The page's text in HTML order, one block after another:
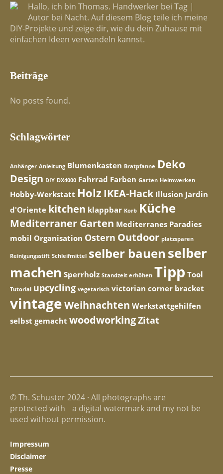
Hallo, ich bin Thomas. Handwerker bei Tag |
Autor bei Nacht. Auf diesem Blog teile ich meine
DIY-Projekte und zeige dir, wie du dein Zuhause mit
einfachen Ideen verwandeln kannst.
Beiträge
No posts found.
Schlagwörter
Anhänger Anleitung Blumenkasten Bratpfanne Deko
Design DIY DX4000 Fahrrad Farben Garten Heimwerken
Hobby-Werkstatt Holz IKEA-Hack Illusion Jardin
d'Oriente kitchen klappbar Korb Küche
Mediterraner Garten Mediterranes Paradies
mobil Organisation Ostern Outdoor platzsparen
Reinigungsstift Schleifmittel selber bauen selber
machen Sperrholz Standzeit erhöhen Tipp Tool
Tutorial upcycling vegetarisch victorian corner bracket
vintageWeihnachten Werkstattgehilfen
selbst gemacht woodworkingZitat
© Th. Schuster 2024 · All photographs are
protected with a digital watermark and my not be
used without permission.
Impressum
Disclaimer
Presse